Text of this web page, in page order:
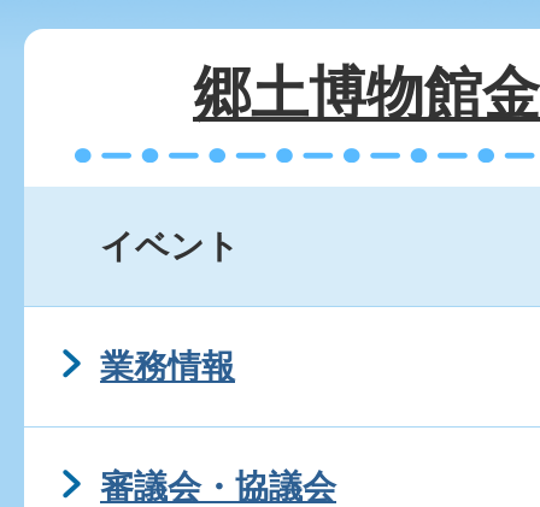
郷土博物館
イベント
業務情報
審議会・協議会